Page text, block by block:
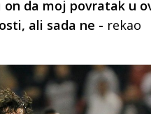
da moj povratak u
ali sada ne - rekao